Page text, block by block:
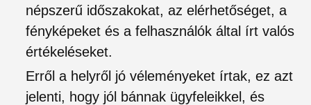
népszerű időszakokat, az elérhetőséget, a
fényképeket és a felhasználók által írt valós
értékeléseket.
Erről a helyről jó véleményeket írtak, ez azt
jelenti, hogy jól bánnak ügyfeleikkel, és